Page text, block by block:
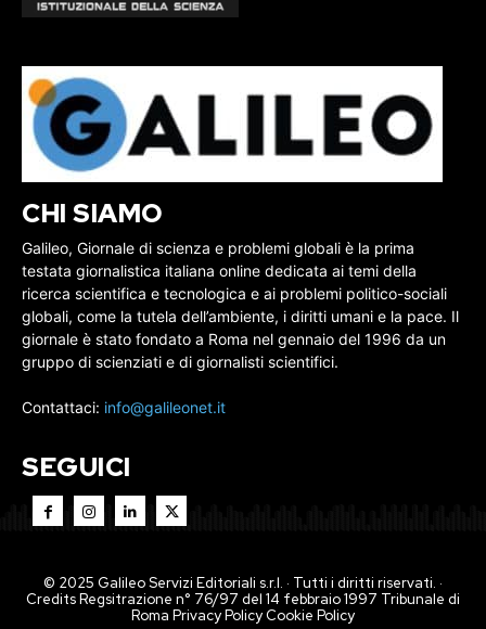
CHI SIAMO
Galileo, Giornale di scienza e problemi globali è la prima
testata giornalistica italiana online dedicata ai temi della
ricerca scientifica e tecnologica e ai problemi politico-sociali
globali, come la tutela dell’ambiente, i diritti umani e la pace. Il
giornale è stato fondato a Roma nel gennaio del 1996 da un
gruppo di scienziati e di giornalisti scientifici.
Contattaci: info@galileonet.it
SEGUICI
© 2025 Galileo Servizi Editoriali s.r.l. · Tutti i diritti riservati. ·
Credits Regsitrazione n° 76/97 del 14 febbraio 1997 Tribunale di
Roma Privacy PolicyCookie Policy